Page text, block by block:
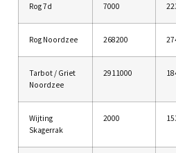
Rog 7d 7000
Rog Noordzee 268200
Tarbot / Griet
Noordzee
2911000
Wijting
Skagerrak
2000